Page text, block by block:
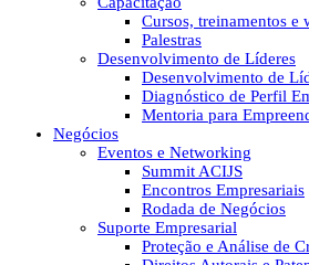
Cursos, treinamentos e
Palestras
Desenvolvimento de Líderes
Desenvolvimento de
Diagnóstico de Perfil
Mentoria para
Negócios
Eventos e Networking
Summit ACIJS
Encontros Empresariais
Rodada de Negócios
Suporte Empresarial
Proteção e Análise de